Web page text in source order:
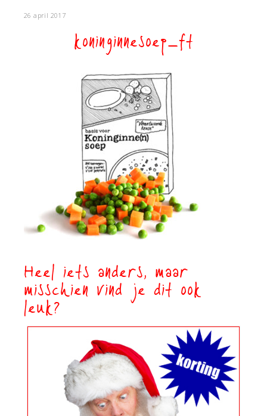
26 april 2017
koninginnesoep_ft
Heel iets anders, maar
misschien vind je dit ook
leuk?